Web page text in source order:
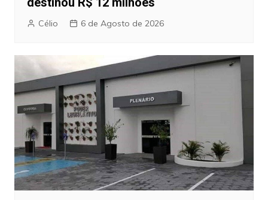
Célio 6 de Agosto de 2026